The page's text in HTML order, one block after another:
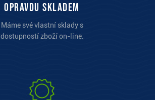
opravdu skladem
Máme své vlastní sklady s
dostupností zboží on-line.